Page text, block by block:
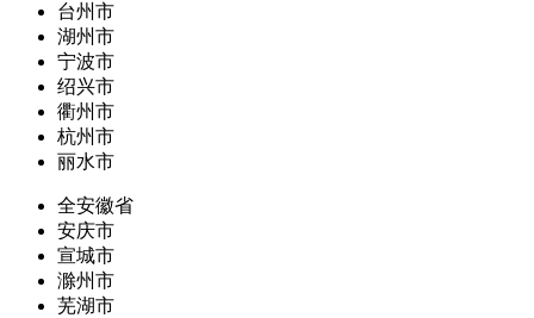
台州市
湖州市
宁波市
绍兴市
衢州市
杭州市
丽水市
全安徽省
安庆市
宣城市
滁州市
芜湖市